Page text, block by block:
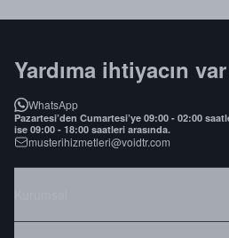
Yardıma ihtiyacın
WhatsApp
Pazartesi’den Cumartesi’ye 09:00 - 02:00
ise 09:00 - 18:00 saatleri arasında.
musterihizmetleri@voidtr.com